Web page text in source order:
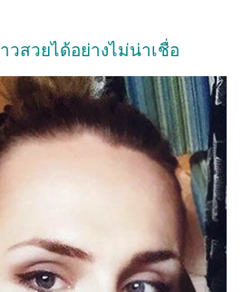
สวยได้อย่างไม่น่าเชื่อ